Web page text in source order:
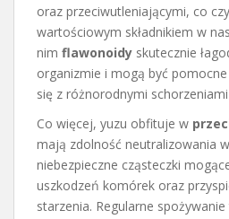
oraz przeciwutleniającymi, co
wartościowym składnikiem w
nim flawonoidy skutecznie
organizmie i mogą być
się z różnorodnymi
Co więcej, yuzu obfituje w
mają zdolność neutralizowania
niebezpieczne cząsteczki
uszkodzeń komórek oraz
starzenia. Regularne